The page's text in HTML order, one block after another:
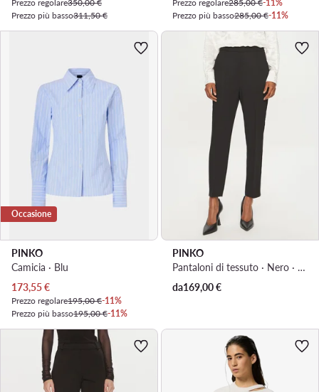
Prezzo regolare350,00 €
Prezzo più basso311,50 €
Prezzo regolare285,00 €-11%
Prezzo più basso285,00 €-11%
Occasione
PINKO
Camicia · Blu
Prezzo attuale
173,55€
Prezzo regolare195,00 €-11%
Prezzo più basso195,00 €-11%
PINKO
Pantaloni di tessuto · Nero · Regular Fit
da169,00€